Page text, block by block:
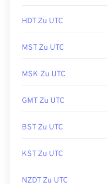
HDT Zu UTC
MST Zu UTC
MSK Zu UTC
GMT Zu UTC
BST Zu UTC
KST Zu UTC
NZDT Zu UTC